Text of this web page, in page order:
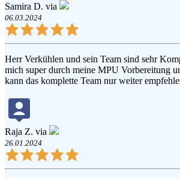
Samira D. via
06.03.2024
Herr Verkühlen und sein Team sind sehr
mich super durch meine MPU Vorbereitung
kann das komplette Team nur weiter
Raja Z. via
26.01.2024